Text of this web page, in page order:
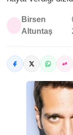
Birsen
Altuntaş